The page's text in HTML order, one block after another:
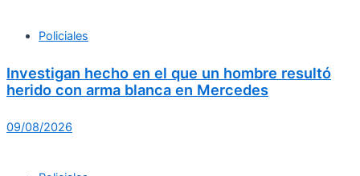
Policiales
Investigan hecho en el que un hombre resultó
herido con arma blanca en Mercedes
09/08/2026